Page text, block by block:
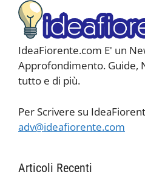
IdeaFiorente.com E' un
Approfondimento. Guide,
tutto e di più.
Per Scrivere su
adv@ideafiorente.com
Articoli Recenti